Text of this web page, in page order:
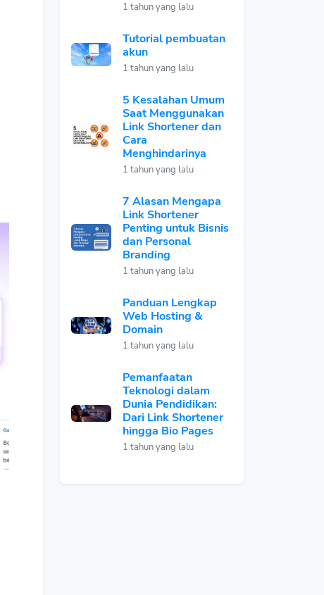
1 tahun yang lalu
Tutorial pembuatan
akun
1 tahun yang lalu
5 Kesalahan Umum
Saat Menggunakan
Link Shortener dan
Cara
Menghindarinya
1 tahun yang lalu
7 Alasan Mengapa
Link Shortener
Penting untuk Bisnis
dan Personal
Branding
1 tahun yang lalu
Panduan Lengkap
Web Hosting &
Domain
1 tahun yang lalu
Pemanfaatan
Teknologi dalam
Dunia Pendidikan:
Dari Link Shortener
hingga Bio Pages
1 tahun yang lalu